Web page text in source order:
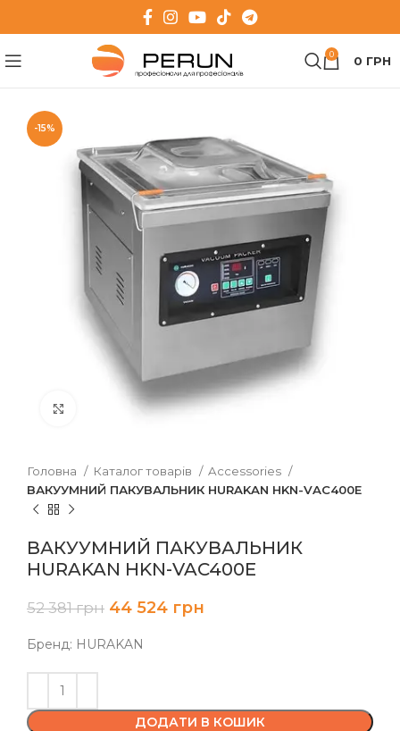
0 0 ГРН
-15%
Клацніть, щоб збільшити
Головна Каталог товарів
Accessories
ВАКУУМНИЙ ПАКУВАЛЬНИК HURAKAN HKN-VAC400E
ВАКУУМНИЙ ПАКУВАЛЬНИК
HURAKAN HKN-VAC400E
52 381грн 44 524 грн
Бренд: HURAKAN
ДОДАТИ В КОШИК